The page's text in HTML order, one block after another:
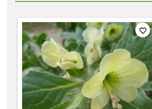
favorite_border